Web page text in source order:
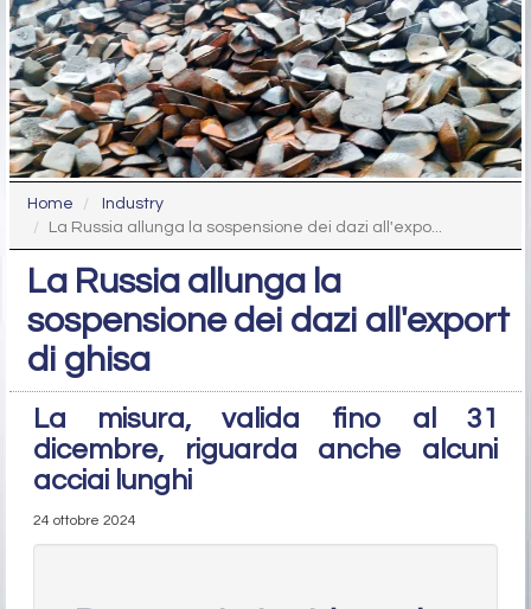
Home
Industry
La Russia allunga la sospensione dei dazi all'expo...
La Russia allunga la
sospensione dei dazi all'export
di ghisa
La misura, valida fino al 31
dicembre, riguarda anche alcuni
acciai lunghi
24 ottobre 2024